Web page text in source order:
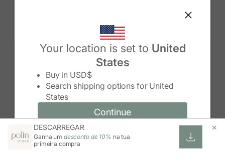
Your location is set to United
States
Buy in USD$
Search shipping options for United
States
Continue
Change country/region and language
Change country/region
Continue
TRINDADE E TOBAGO (TTD $)
TUNÍSIA (USD $)
TURQUEMENISTÃO (USD $)
TURQUIA (TRY ₺)
TUVALU (AUD $)
UGANDA (UGX USH)
URUGUAI (UYU $U)
USBEQUISTÃO (UZS SO'M)
VENEZUELA (USD $)
VIETNAME (VND ₫)
WALLIS E FUTUNA (XPF FR)
ZIMBABUÉ (USD $)
DESCARREGAR
Ganha um desconto de 10% na tua
primeira compra